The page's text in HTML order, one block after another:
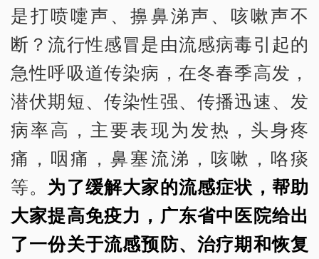
是打喷嚏声、擤鼻涕声、咳嗽声不
断？流行性感冒是由流感病毒引起的
急性呼吸道传染病，在冬春季高发，
潜伏期短、传染性强、传播迅速、发
病率高，主要表现为发热，头身疼
痛，咽痛，鼻塞流涕，咳嗽，咯痰
等。 为了缓解大家的流感症状，帮助
大家提高免疫力，广东省中医院给出
了一份关于流感预防、治疗期和恢复